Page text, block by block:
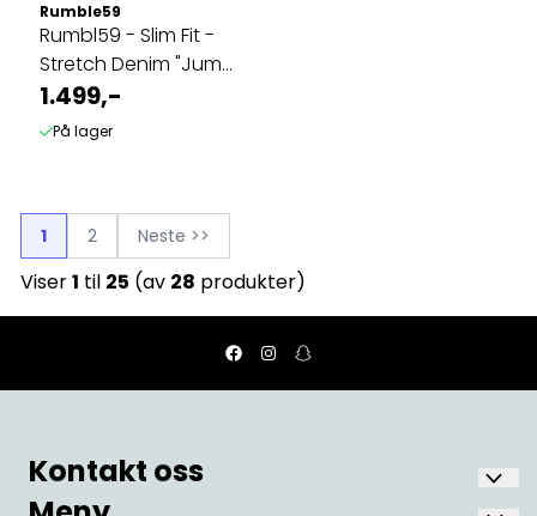
Rumble59
Rumbl59 - Slim Fit -
Stretch Denim "Jump,
Jive and Wail"
1.499,-
På lager
1 2 Neste >>
Viser1 til 25 (av 28 produkter)
Kontakt oss
Nostalgia Fønix AS